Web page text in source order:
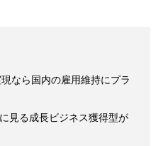
なら国内の雇用維持にプラ
見る成長ビジネス獲得型が